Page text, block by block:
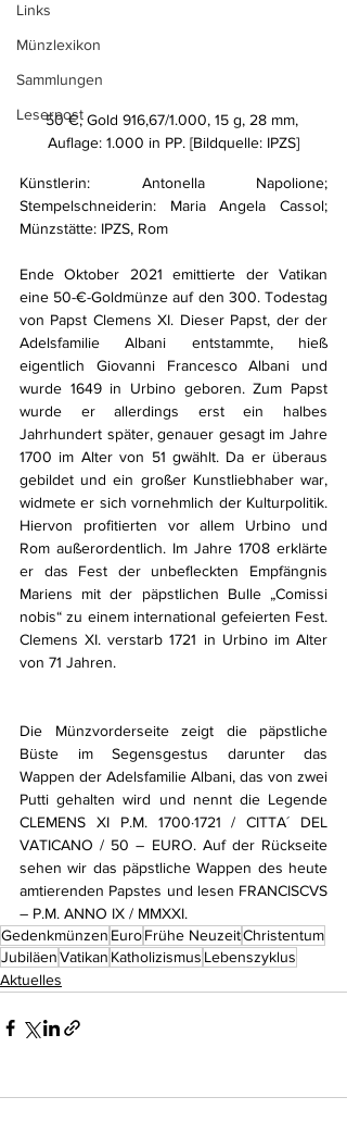
Links
Münzlexikon
Sammlungen
Leserpost
50 €, Gold 916,67/1.000, 15 g, 28 mm,
Auflage: 1.000 in PP. [Bildquelle: IPZS]
Künstlerin: Antonella Napolione;
Stempelschneiderin: Maria Angela Cassol;
Münzstätte: IPZS, Rom
Ende Oktober 2021 emittierte der Vatikan
eine 50-€-Goldmünze auf den 300. Todestag
von Papst Clemens XI. Dieser Papst, der der
Adelsfamilie Albani entstammte, hieß
eigentlich Giovanni Francesco Albani und
wurde 1649 in Urbino geboren. Zum Papst
wurde er allerdings erst ein halbes
Jahrhundert später, genauer gesagt im Jahre
1700 im Alter von 51 gwählt. Da er überaus
gebildet und ein großer Kunstliebhaber war,
widmete er sich vornehmlich der Kulturpolitik.
Hiervon profitierten vor allem Urbino und
Rom außerordentlich. Im Jahre 1708 erklärte
er das Fest der unbefleckten Empfängnis
Mariens mit der päpstlichen Bulle „Comissi
nobis“ zu einem international gefeierten Fest.
Clemens XI. verstarb 1721 in Urbino im Alter
von 71 Jahren.
Die Münzvorderseite zeigt die päpstliche
Büste im Segensgestus darunter das
Wappen der Adelsfamilie Albani, das von zwei
Putti gehalten wird und nennt die Legende
CLEMENS XI P.M. 1700·1721 / CITTA´ DEL
VATICANO / 50 – EURO. Auf der Rückseite
sehen wir das päpstliche Wappen des heute
amtierenden Papstes und lesen FRANCISCVS
– P.M. ANNO IX / MMXXI.
Gedenkmünzen EuroFrühe NeuzeitChristentum
JubiläenVatikan Katholizismus Lebenszyklus
Aktuelles